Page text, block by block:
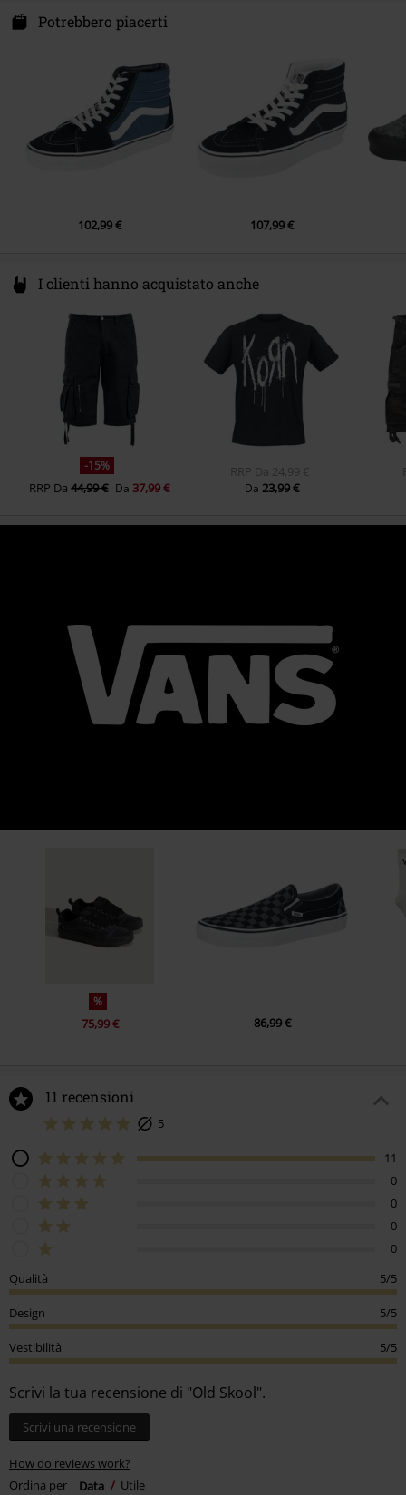
Potrebbero piacerti
102,99 € 107,99 €
I clienti hanno acquistato anche
-15%
RRP Da44,99 € Da37,99 €
RRP Da 24,99 €
Da 23,99 €
%
75,99 € 86,99 €
11 recensioni
5
11
0
0
0
0
Qualità
5/5
Design 5/5
Vestibilità 5/5
Scrivi la tua recensione di "Old Skool".
Scrivi una recensione
How do reviews work?
Ordina per
Data Utile